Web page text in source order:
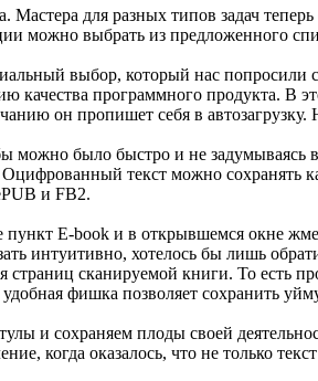
для разных типов задач
можно выбрать из предложенного
выбор, который нас попросили
программного продукта. В
он пропишет себя в автозагрузку.
можно было быстро и не задумываясь
текст можно сохранять
и FB2.
пункт E-book и в открывшемся окне
интуитивно, хотелось бы лишь
сканируемой книги. То есть
фишка позволяет сохранить
и сохраняем плоды своей
когда оказалось, что не только